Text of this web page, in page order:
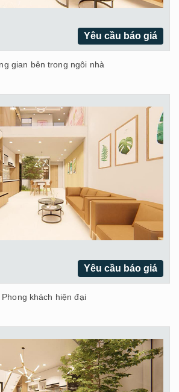
Yêu cầu báo giá
gian bên trong ngôi nhà
Yêu cầu báo giá
Phong khách hiện đại